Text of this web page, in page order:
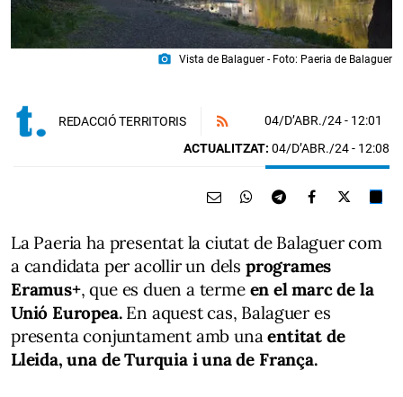
photo_camera Vista de Balaguer - Foto: Paeria de Balaguer
REDACCIÓ TERRITORIS 04/D’ABR./24- 12:01
ACTUALITZAT: 04/D’ABR./24 - 12:08
La Paeria ha presentat la ciutat de Balaguer com
a candidata per acollir un dels programes
Eramus+, que es duen a terme en el marc de la
Unió Europea. En aquest cas, Balaguer es
presenta conjuntament amb unaentitat de
Lleida, una de Turquia i una de França.